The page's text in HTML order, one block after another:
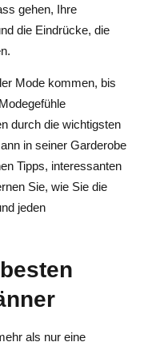
gehen, Ihre
die Eindrücke, die
Mode kommen, bis
durch die wichtigsten
in seiner Garderobe
Tipps, interessanten
Sie, wie Sie die
jeden
als nur eine